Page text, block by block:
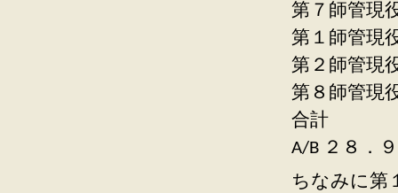
第７師管
第１師管現
第２師管
第８師
合計
A/B ２８．
ちなみに第